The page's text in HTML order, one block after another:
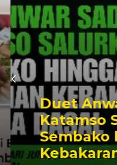
Duet
Katamso
Sembako
Kebakaran